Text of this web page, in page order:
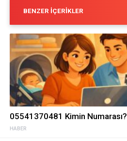
BENZER İÇERIKLER
HABER
05541370481 Kimin Numarası?